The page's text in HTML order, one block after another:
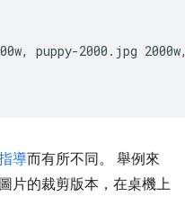
puppy-2000.jpg
導而有所不同。 舉例來
片的裁剪版本，在桌機上